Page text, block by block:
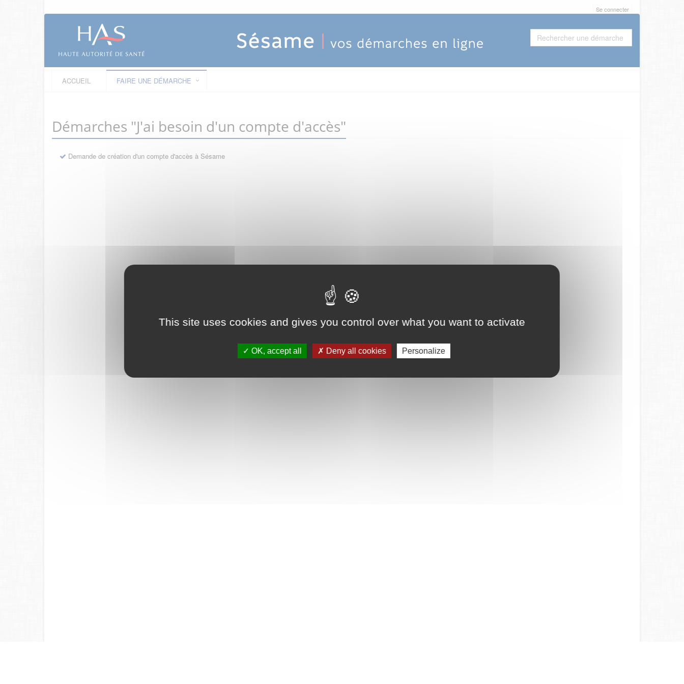
This site uses cookies and gives you control over what you want to activate
OK, accept all Deny all cookies Personalize
Se connecter
ACCUEIL FAIRE UNE DÉMARCHE
Démarches "J'ai besoin d'un compte d'accès"
Demande de création d'un compte d'accès à Sésame